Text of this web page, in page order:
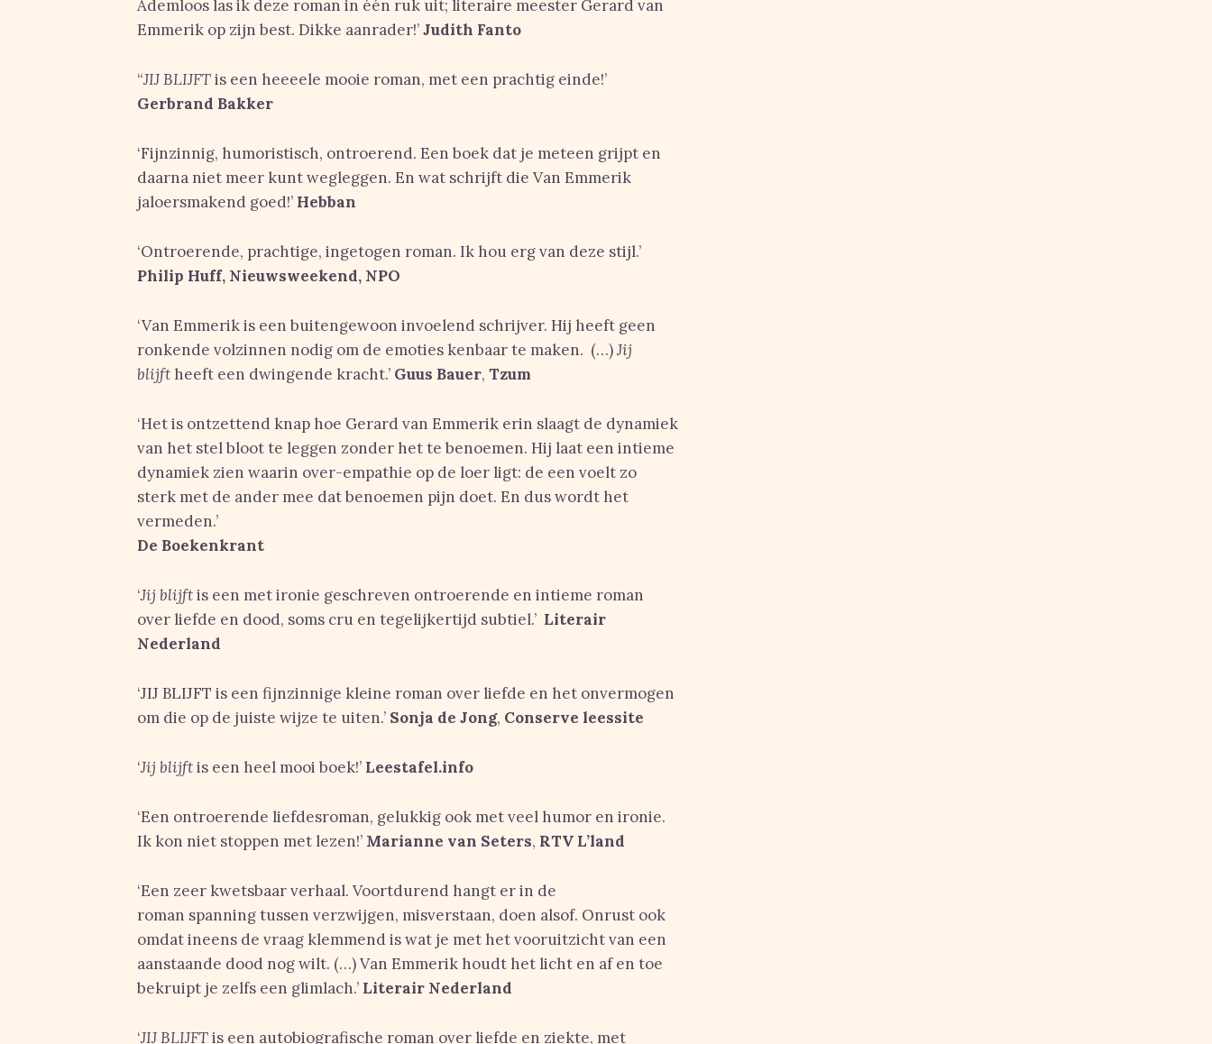
Ademloos las ik deze roman in één ruk uit; literaire meester Gerard van
Emmerik op zijn best. Dikke aanrader!’Judith Fanto
“JIJ BLIJFTis een heeeele mooie roman, met een prachtig einde!’
Gerbrand Bakker
‘Fijnzinnig, humoristisch, ontroerend. Een boek dat je meteen grijpt en
daarna niet meer kunt wegleggen. En wat schrijft die Van Emmerik
jaloersmakend goed!’ Hebban
‘Ontroerende, prachtige, ingetogen roman. Ik hou erg van deze stijl.’
Philip Huff, Nieuwsweekend, NPO
‘Van Emmerik is een buitengewoon invoelend schrijver. Hij heeft geen
ronkende volzinnen nodig om de emoties kenbaar te maken. (…)Jij
blijft heeft een dwingende kracht.’ Guus Bauer, Tzum
‘Het is ontzettend knap hoe Gerard van Emmerik erin slaagt de dynamiek
van het stel bloot te leggen zonder het te benoemen. Hij laat een intieme
dynamiek zien waarin over-empathie op de loer ligt: de een voelt zo
sterk met de ander mee dat benoemen pijn doet. En dus wordt het
vermeden.’
De Boekenkrant
‘Jij blijftis een met ironie geschreven ontroerende en intieme roman
over liefde en dood, soms cru en tegelijkertijd subtiel.’ Literair
Nederland
‘JIJ BLIJFT is een fijnzinnige kleine roman over liefde en het onvermogen
om die op de juiste wijze te uiten.’ Sonja de Jong, Conserve leessite
‘Jij blijftis een heel mooi boek!’ Leestafel.info
‘Een ontroerende liefdesroman, gelukkig ook met veel humor en ironie.
Ik kon niet stoppen met lezen!’ Marianne van Seters, RTV L’land
‘Een zeer kwetsbaar verhaal. Voortdurend hangt er in de
roman spanning tussen verzwijgen, misverstaan, doen alsof. Onrust ook
omdat ineens de vraag klemmend is wat je met het vooruitzicht van een
aanstaande dood nog wilt. (…) Van Emmerik houdt het licht en af en toe
bekruipt je zelfs een glimlach.’ Literair Nederland
‘JIJ BLIJFTis een autobiografische roman over liefde en ziekte, met